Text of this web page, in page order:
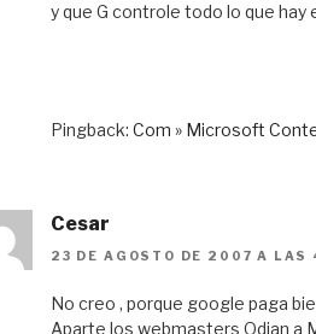
y que G controle todo lo que hay
Pingback: Com » Microsoft
Cesar
23 DE AGOSTO DE 2007 A LAS
No creo , porque google paga
Aparte los webmasters Odian a